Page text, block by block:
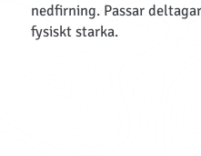
nedfirning. Passar
fysiskt starka.